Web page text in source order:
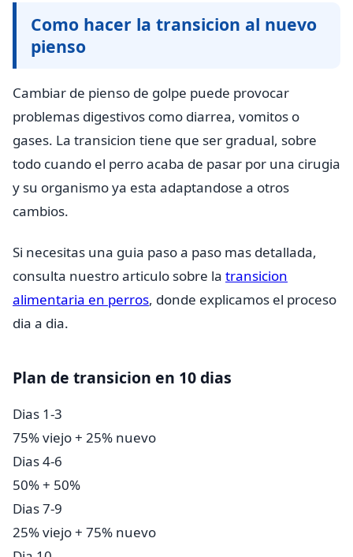
Como hacer la transicion al nuevo
pienso
Cambiar de pienso de golpe puede provocar
problemas digestivos como diarrea, vomitos o
gases. La transicion tiene que ser gradual, sobre
todo cuando el perro acaba de pasar por una cirugia
y su organismo ya esta adaptandose a otros
cambios.
Si necesitas una guia paso a paso mas detallada,
consulta nuestro articulo sobre la transicion
alimentaria en perros, donde explicamos el proceso
dia a dia.
Plan de transicion en 10 dias
Dias 1-3
75% viejo + 25% nuevo
Dias 4-6
50% + 50%
Dias 7-9
25% viejo + 75% nuevo